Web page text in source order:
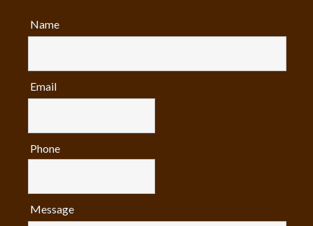
Name
Email
Phone
Message